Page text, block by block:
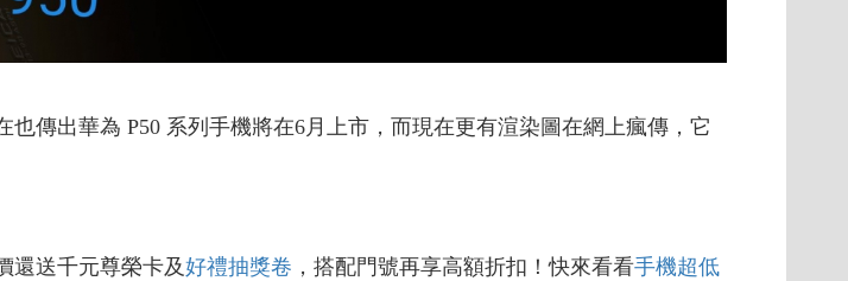
傳出華為 P50 系列手機將在6月上市，而現在更有渲染圖在網上瘋傳，它
還送千元尊榮卡及好禮抽獎卷 ，搭配門號再享高額折扣！快來看看手機超低